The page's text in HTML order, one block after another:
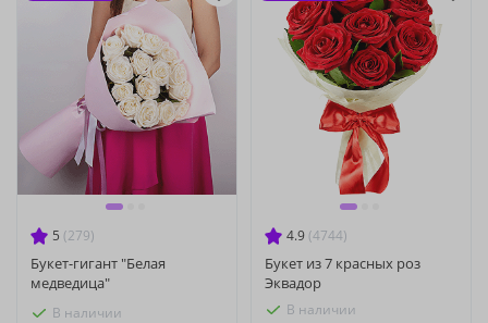
5 (279)
Букет-гигант "Белая
медведица"
В наличии
4.9 (4744)
Букет из 7 красных роз
Эквадор
В наличии